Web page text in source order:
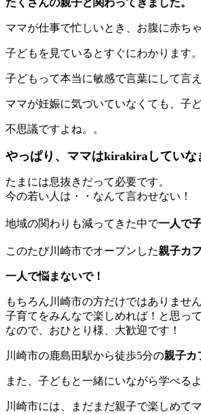
たくさんの親子と関わってきました。
ママが仕事で忙しいとき、お腹に赤ち
子どもを見ているとすぐにわかります。
子どもって本当に敏感で言葉にして言
ママが妊娠に気づいていなくても、子
不思議ですよね。。
やっぱり、ママはkirakiraしていな
たまには息抜きだって必要です。
今の若い人は・・なんて言わせない！
地域の関わりも減ってきた中で一人で
このたび川崎市でオープンした親子カ
一人で悩まないで！
もちろん川崎市の方だけではありません
子育てをみんなで楽しめれば！と思って
なので、おひとり様、大歓迎です！
川崎市の鹿島田駅から徒歩5分の親子カ
また、子どもと一緒にいながら学べる
川崎市には、まだまだ親子で楽しめて